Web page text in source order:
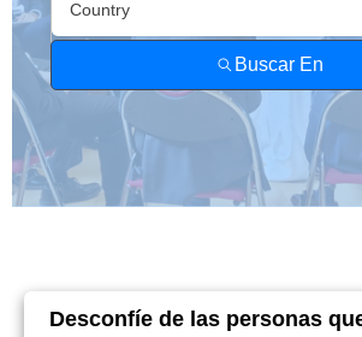
Country
Buscar En
Desconfíe de las personas